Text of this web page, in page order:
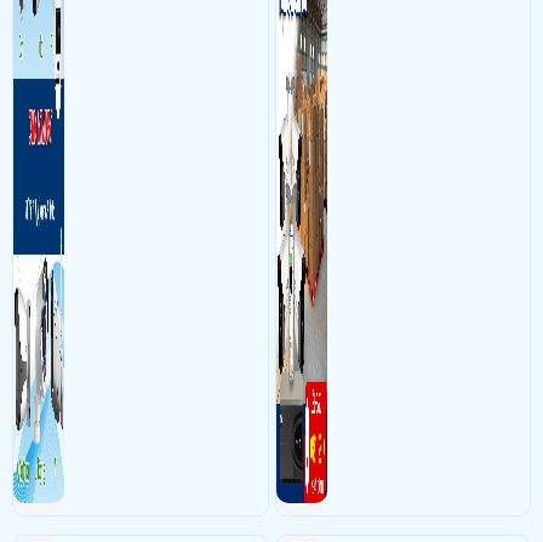
đức thọ 107, Phường 17, quận Gò Vấp, Hồ Chí Minh Sử dụng
camera quan sát
lắp thêm 1 cam KX-AD2111CN-A-VN,đi lại cam ,wifi trên
lầu
- Khách Lắp Camera Lẩu Bò Trăm Rưỡi
Địa điểm lăp đặt camera 701
Dịch vụ camera quan sát
KX-AD2111CN-A-VN,1 sw poe 4 Ms106lp
- Khách Lắp Camera A. Nguyên
Địa điểm lăp đặt camera 6/11 liên khu
Dịch vụ camera quan sát
seagate HDD, 1 switch LS1005 1 cam DH-H3AE 2 cam KX- AD2111CN-A-
VN 1 đầu ghi KX -A8124N2 - VN
Ngày: 30/11/2021
nói về Lắp Đặt Camera Giám Sát Tại Tphcm Giá Rẻ
Nhất Uy Tín
chào anh Cường , cảm ơn anh đã để lại thông tin, bên e sẽ có bộ phận
kinh doanh liên hệ với mình sớm nhất ạ, chào anh>
Ngày: 26/04/2021
nói về Lắp Đặt Camera Giám Sát
Tại Tphcm Giá Rẻ Nhất Uy Tín
Tôi có nhu cầu lắp hệ thống IP Camera giám sát cho hộ gia đình với số
lượng 8 mắt cam. Cần công ty tư vấn thêm và báo giá triển khai giúp tôi>
Ngày: 24/02/2021
kinh doanh camera quan sát
Giám Sát Tại Tphcm Giá Rẻ Nhất Uy Tín
chào anh/chị mình cần tư vấn sản phẩm vui lòng liên hệ vào số điện
thoại 0938112399 để được hỗ trợ tư vấn tốt nhất ạ>
Ngày: 12/05/2020
nói về Lắp Đặt Camera Giám Sát Tại Tphcm Giá
Rẻ Nhất Uy Tín
Vui lòng cho biết cách thiết lạp giờ trên kbone: giờ hiển thị trên cam khác
so với giờ hệ thống>